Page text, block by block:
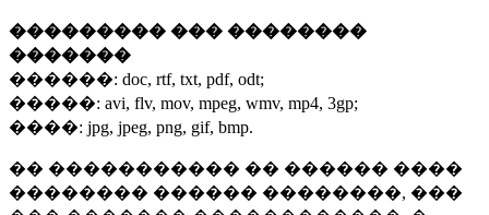
��������� ��� ��������
�������
������: doc, rtf, txt, pdf, odt;
�����: avi, flv, mov, mpeg, wmv, mp4, 3gp;
����: jpg, jpeg, png, gif, bmp.
�� ����������� �� ������ ����
�������� ������ ��������, ���